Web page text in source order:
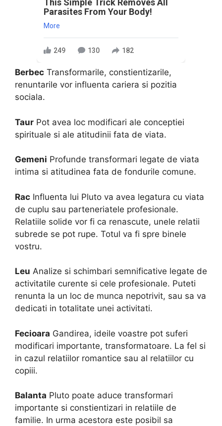
This Simple Trick Removes All
Parasites From Your Body!
More
249 130 182
Berbec Transformarile, constientizarile,
renuntarile vor influenta cariera si pozitia
sociala.
Taur Pot avea loc modificari ale conceptiei
spirituale si ale atitudinii fata de viata.
Gemeni Profunde transformari legate de viata
intima si atitudinea fata de fondurile comune.
Rac Influenta lui Pluto va avea legatura cu viata
de cuplu sau parteneriatele profesionale.
Relatiile solide vor fi ca renascute, unele relatii
subrede se pot rupe. Totul va fi spre binele
vostru.
Leu Analize si schimbari semnificative legate de
activitatile curente si cele profesionale. Puteti
renunta la un loc de munca nepotrivit, sau sa va
dedicati in totalitate unei activitati.
Fecioara Gandirea, ideile voastre pot suferi
modificari importante, transformatoare. La fel si
in cazul relatiilor romantice sau al relatiilor cu
copiii.
Balanta Pluto poate aduce transformari
importante si constientizari in relatiile de
familie. In urma acestora este posibil sa